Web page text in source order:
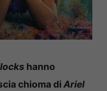
hanno
chioma di Ariel